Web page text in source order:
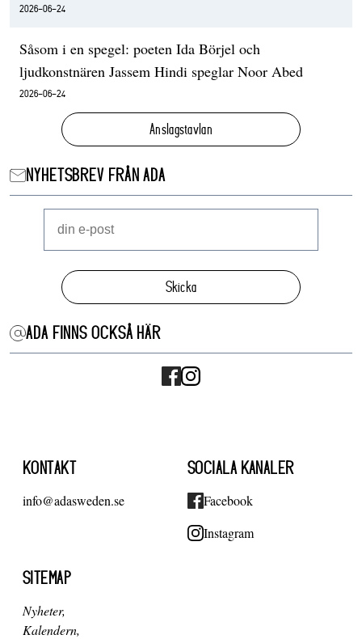
2026-06-24
Såsom i en spegel: poeten Ida Börjel och
ljudkonstnären Jassem Hindi speglar Noor Abed
2026-06-24
Anslagstavlan
NYHETSBREV FRÅN ADA
Skicka
ADA FINNS OCKSÅ HÄR
KONTAKT
info@adasweden.se
SOCIALA KANALER
Facebook
Instagram
SITEMAP
Nyheter
Kalendern